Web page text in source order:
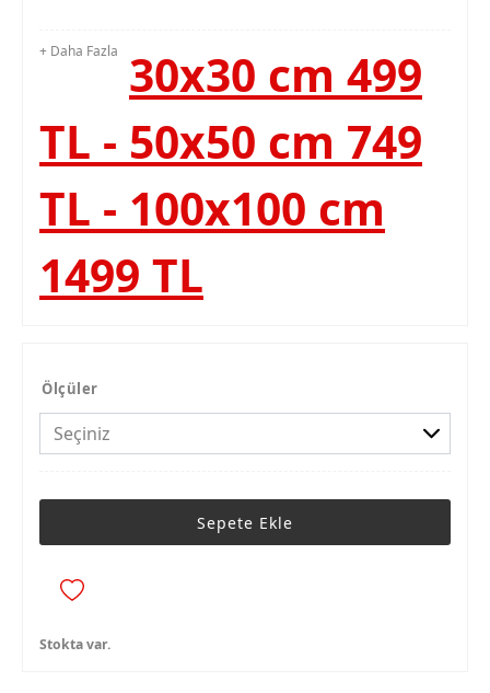
+ Daha Fazla
30x30 cm 499
TL - 50x50 cm 749
TL - 100x100 cm
1499 TL
Ölçüler
Sepete Ekle
Stokta var.